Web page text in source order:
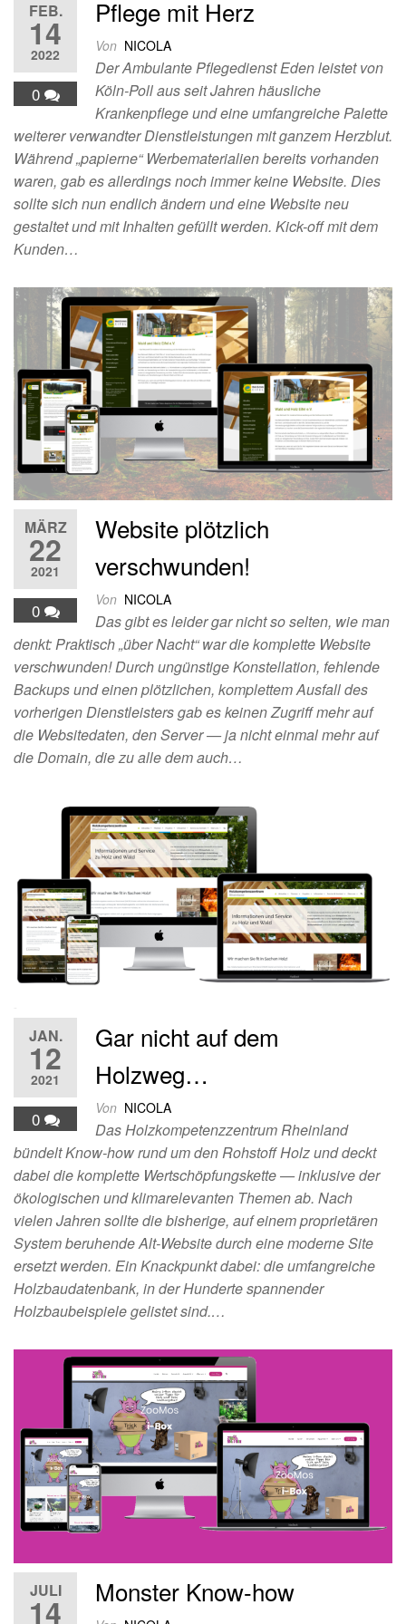
FEB.
14
2022
0
Pflege mit Herz
Von NICOLA
Der Ambulante Pflegedienst Eden leistet von
Köln-Poll aus seit Jahren häusliche
Krankenpflege und eine umfangreiche Palette
weiterer verwandter Dienstleistungen mit ganzem Herzblut.
Während „papierne“ Werbematerialien bereits vorhanden
waren, gab es allerdings noch immer keine Website. Dies
sollte sich nun endlich ändern und eine Website neu
gestaltet und mit Inhalten gefüllt werden. Kick-off mit dem
Kunden…
MÄRZ
22
2021
0
Website plötzlich
verschwunden!
Von NICOLA
Das gibt es leider gar nicht so selten, wie man
denkt: Praktisch „über Nacht“ war die komplette Website
verschwunden! Durch ungünstige Konstellation, fehlende
Backups und einen plötzlichen, komplettem Ausfall des
vorherigen Dienstleisters gab es keinen Zugriff mehr auf
die Websitedaten, den Server — ja nicht einmal mehr auf
die Domain, die zu alle dem auch…
JAN.
12
2021
0
Gar nicht auf dem
Holzweg…
Von NICOLA
Das Holzkompetenzzentrum Rheinland
bündelt Know-how rund um den Rohstoff Holz und deckt
dabei die komplette Wertschöpfungskette — inklusive der
ökologischen und klimarelevanten Themen ab. Nach
vielen Jahren sollte die bisherige, auf einem proprietären
System beruhende Alt-Website durch eine moderne Site
ersetzt werden. Ein Knackpunkt dabei: die umfangreiche
Holzbaudatenbank, in der Hunderte spannender
Holzbaubeispiele gelistet sind.…
JULI
14
Monster Know-how